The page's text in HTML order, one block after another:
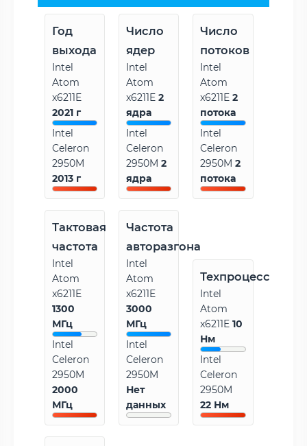
Год
выхода
Intel
Atom
x6211E
2021 г
Intel
Celeron
2950M
2013 г
Число
ядер
Intel
Atom
x6211E2
ядра
Intel
Celeron
2950M2
ядра
Число
потоков
Intel
Atom
x6211E2
потока
Intel
Celeron
2950M2
потока
Тактовая
частота
Intel
Atom
x6211E
1300
МГц
Intel
Celeron
2950M
2000
МГц
Частота
авторазгона
Intel
Atom
x6211E
3000
МГц
Intel
Celeron
2950M
Нет
данных
Техпроцесс
Intel
Atom
x6211E10
Нм
Intel
Celeron
2950M
22 Нм